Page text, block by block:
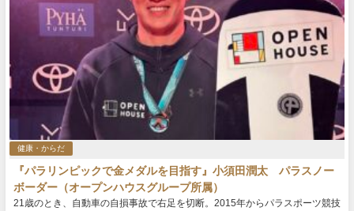
健康・からだ
『パラリンピックで金メダルを目指す』小須田潤太 パラスノー
ボーダー（オープンハウスグループ所属）
21歳のとき、自動車の自損事故で右足を切断。2015年からパラスポーツ競技